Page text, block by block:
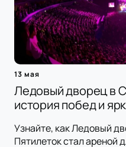
13 мая
Ледовый дворец в
история побед и
Узнайте, как Ледовый
Пятилеток стал ареной